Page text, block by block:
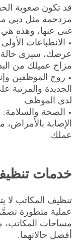
قد تكون صعوبة
مزدحمة مثل دبي
غنى عنها، وهذه هي
• الانطباعات
عرضك، سيرى حالة
مزاج عميلك من
• روح الموظفين
الجديدة والمرتبة
لدى الموظف.
• الصحة
الإصابة
عملك.
خدمات
تنظيف المكاتب لا
عملية متطورة
مساحات المكاتب،
أفضل حالاتهما.